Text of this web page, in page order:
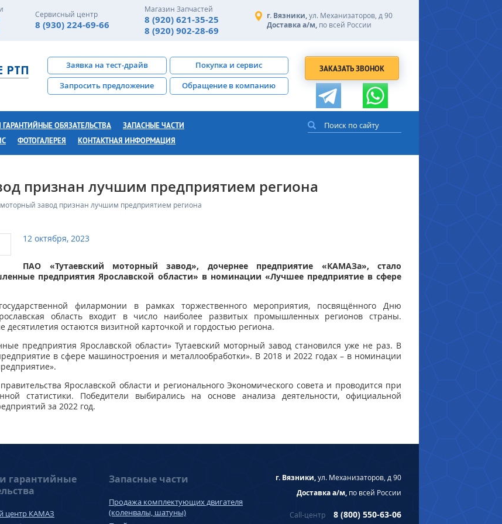
Сервисный центр
8 (930) 224-69-66
Магазин Запчастей
8 (920) 621-35-25
8 (920) 902-28-69
г. Вязники,ул. Механизаторов, д 90
Доставка а/м, по всей России
ЗАКАЗАТЬ ЗВОНОК
Заявка на тест-драйв
Покупка и сервис
Запросить предложение
Обращение в компанию
ГАРАНТИЙНЫЕ ОБЯЗАТЕЛЬСТВА
ЗАПАСНЫЕ ЧАСТИ
ФОТОГАЛЕРЕЯ КОНТАКТНАЯ ИНФОРМАЦИЯ
признан лучшим предприятием региона
завод признан лучшим предприятием региона
12 октября, 2023
ПАО «Тутаевский моторный завод», дочернее предприятие «КАМАЗа», стало
предприятия Ярославской области» в номинации «Лучшее предприятие в сфере
филармонии в рамках торжественного мероприятия, посвящённого Дню
область входит в число наиболее развитых промышленных регионов страны.
остаются визитной карточкой и гордостью региона.
предприятия Ярославской области» Тутаевский моторный завод становился уже не раз. В
в сфере машиностроения и металлообработки». В 2018 и 2022 годах – в номинации
Ярославской области и регионального Экономического совета и проводится при
статистики. Победители выбирались на основе анализа деятельности, официальной
за 2022 год.
гарантийные
центр КАМАЗ
Запасные части
Продажа комплектующих двигателя
(коленвалы, шатуны)
г. Вязники,ул. Механизаторов, д 90
Доставка а/м, по всей России
Call-центр 8 (800) 550-63-06